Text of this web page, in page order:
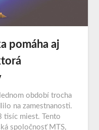
pomáha aj
období trocha
na zamestnanosti.
tisíc miest. Tento
spoločnosť MTS,